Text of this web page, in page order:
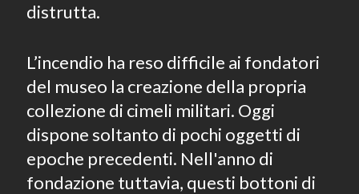
distrutta.
L’incendio ha reso difficile ai fondatori
del museo la creazione della propria
collezione di cimeli militari. Oggi
dispone soltanto di pochi oggetti di
epoche precedenti. Nell'anno di
fondazione tuttavia, questi bottoni di